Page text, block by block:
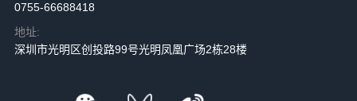
0755-66688418
地址:
深圳市光明区创投路99号光明凤凰广场2栋28楼